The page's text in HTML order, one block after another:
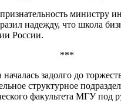
министру
надежду, что школа
России.
***
задолго до
структурное
факультета МГУ под